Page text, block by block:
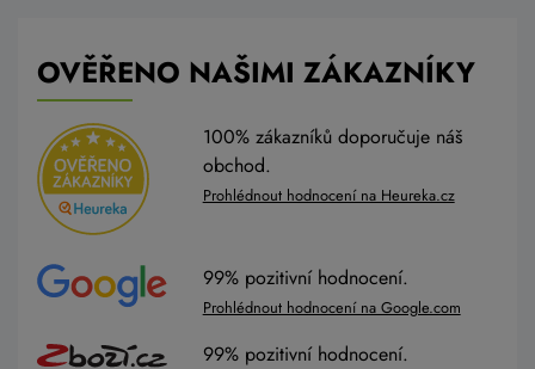
OVĚŘENO NAŠIMI ZÁKAZNÍKY
100% zákazníků doporučuje náš
obchod.
Prohlédnout hodnocení na Heureka.cz
99% pozitivní hodnocení.
Prohlédnout hodnocení na Google.com
99% pozitivní hodnocení.